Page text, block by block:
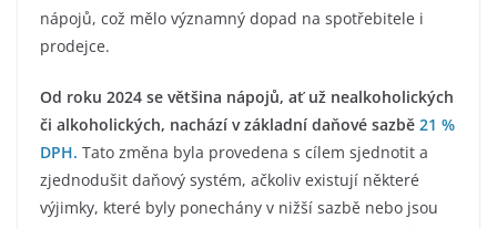
nápojů, což mělo významný dopad na spotřebitele i
prodejce.
Od roku 2024 se většina nápojů, ať už nealkoholických
či alkoholických, nachází v základní daňové sazbě 21 %
DPH. Tato změna byla provedena s cílem sjednotit a
zjednodušit daňový systém, ačkoliv existují některé
výjimky, které byly ponechány v nižší sazbě nebo jsou